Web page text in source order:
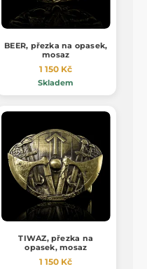
BEER, přezka na opasek,
mosaz
1 150 Kč
Skladem
TIWAZ, přezka na
opasek, mosaz
1 150 Kč